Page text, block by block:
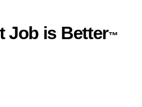
Job is Better™